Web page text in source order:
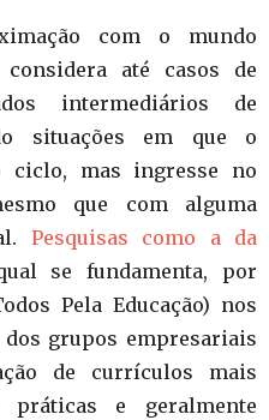
com o mundo
até casos de
intermediários de
situações em que o
ciclo, mas ingresse no
que com alguma
Pesquisas como a da
se fundamenta, por
Pela Educação) nos
grupos empresariais
de currículos mais
práticas e geralmente